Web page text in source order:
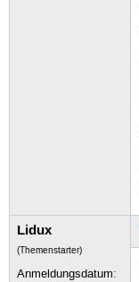
Lidux
(Themenstarter)
Anmeldungsdatum: